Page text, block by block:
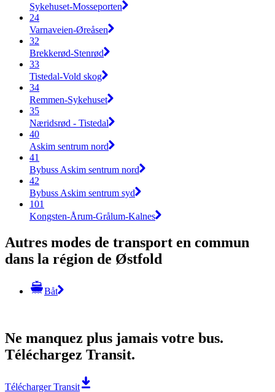
Sykehuset-Mosseporten
24
Varnaveien-Øreåsen
32
Brekkerød-Stenrød
33
Tistedal-Vold skog
34
Remmen-Sykehuset
35
Næridsrød - Tistedal
40
Askim sentrum nord
41
Bybuss Askim sentrum nord
42
Bybuss Askim sentrum syd
101
Kongsten-Årum-Grålum-Kalnes
Autres modes de transport en commun
dans la région de Østfold
Båt
Ne manquez plus jamais votre bus.
Téléchargez Transit.
Télécharger Transit